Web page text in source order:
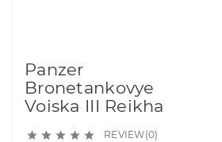
Panzer
Bronetankovye
Voiska III Reikha
     REVIEW(0)